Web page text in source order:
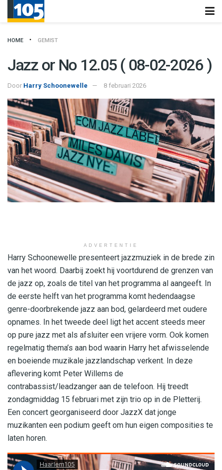
HOME GEMIST
Jazz or No 12.05 ( 08-02-2026 )
Door Harry Schoonewelle 8 februari 2026
ADVERTENTIE
Harry Schoonewelle presenteert jazzmuziek in de brede zin
van het woord. Daarbij zoekt hij voortdurend de grenzen van
de jazz op, zoals de titel van het programma al aangeeft. In
de eerste helft van het programma komt hedendaagse
genre-doorbrekende jazz aan bod, gelardeerd met oudere
opnames. In het tweede deel ligt het accent steeds meer
op pure jazz met als afsluiter een vrijere vorm. Ook komen
regelmatig thema’s aan bod waarin Harry het afwisselende
en boeiende muzikale jazzlandschap verkent. In deze
aflevering komt Peter Willems de
contrabassist/leadzanger aan de telefoon. Hij treedt
zondagmiddag 15 februari met zijn trio op in de Pletterij.
Een concert georganiseerd door JazzX dat jonge
muzikanten een podium geeft om hun eigen composities te
laten horen.